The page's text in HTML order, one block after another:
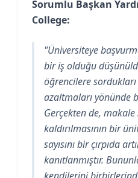
Sorumlu Başkan
College:
"Üniversiteye
bir iş olduğu
öğrencilere
azaltmaları yönünde
Gerçekten de, makale
kaldırılmasının bir
sayısını bir çırpıda
kanıtlanmıştır.
kendilerini